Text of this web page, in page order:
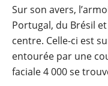
Sur son avers,
Portugal, du Brésil
centre. Celle-ci est
entourée par une
faciale 4 000 se